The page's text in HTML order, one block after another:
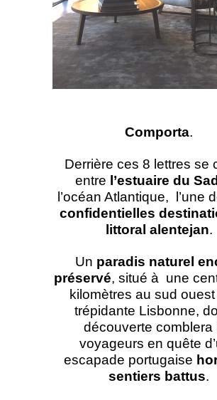
Comporta.
Derrière ces 8 lettres se
entre l’estuaire du
l’océan Atlantique, l’une
confidentielles
littoral alentejan.
Un paradis naturel
préservé, situé à une
kilomètres au sud
trépidante Lisbonne,
découverte comblera
voyageurs en quête
escapade portugaise
sentiers battus.